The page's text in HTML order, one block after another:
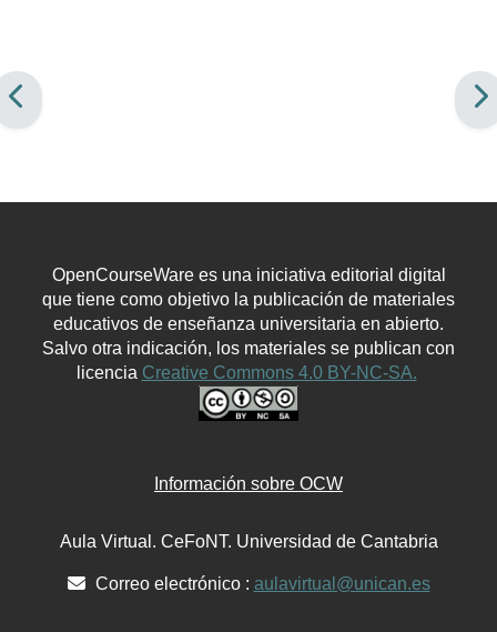
OpenCourseWare es una iniciativa editorial digital
que tiene como objetivo la publicación de materiales
educativos de enseñanza universitaria en abierto.
Salvo otra indicación, los materiales se publican con
licencia Creative Commons 4.0 BY-NC-SA.
Información sobre OCW
Aula Virtual. CeFoNT. Universidad de Cantabria
Correo electrónico : aulavirtual@unican.es